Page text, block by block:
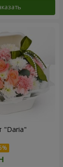
"Daria"